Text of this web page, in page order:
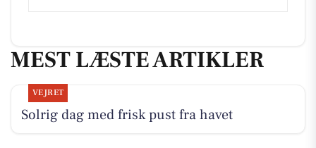
MEST LÆSTE ARTIKLER
VEJRET
Solrig dag med frisk pust fra havet